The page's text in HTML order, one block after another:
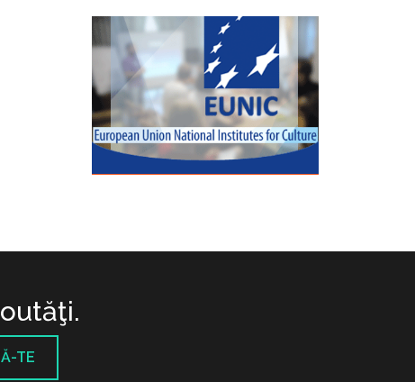
TE